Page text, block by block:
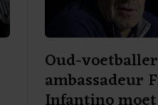
Oud-
ambassadeur